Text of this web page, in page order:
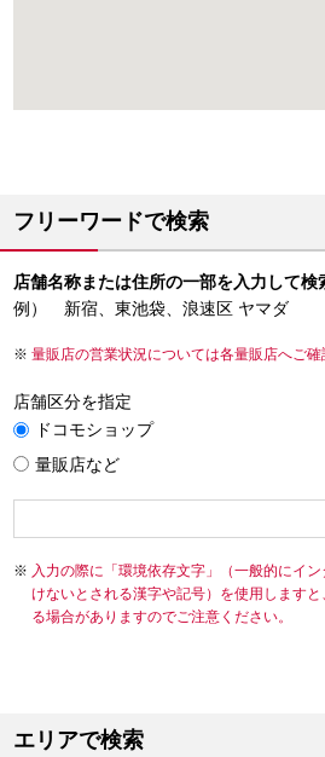
フリーワードで検索
店舗名称または住所の一部を入力して検
例） 新宿、東池袋、浪速区 ヤマダ
量販店の営業状況については各量販店へご確
店舗区分を指定
ドコモショップ
量販店など
入力の際に「環境依存文字」（一般的にイ
けないとされる漢字や記号）を使用します
る場合がありますのでご注意ください。
エリアで検索